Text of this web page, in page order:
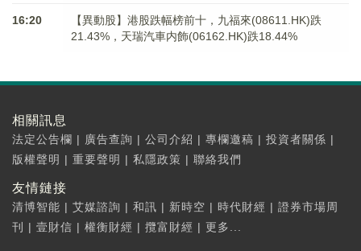
16:20
【異動股】港股跌幅榜前十，九福來(08611.HK)跌
21.43%，天瑞汽車内飾(06162.HK)跌18.44%
相關訊息
法定公告欄 | 廣告查詢 | 公司介紹 | 專欄邀稿 | 投資者關係 |
版權聲明 | 重要聲明 | 私隱政策 | 聯絡我們
友情鏈接
清博智能 | 艾媒諮詢 | 和訊 | 新時空 | 時代財經 | 證券市場周
刊
| 壹財信 | 權衡財經 | 攬富財經 | 更多...